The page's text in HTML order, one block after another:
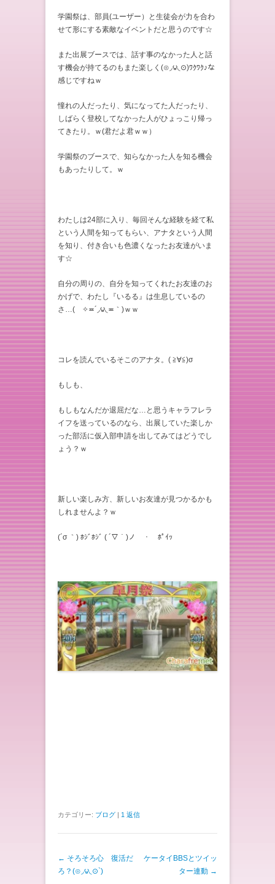
学園祭は、部員(ユーザー）と生徒会が力を合わ
せて形にする素敵なイベントだと思うのです☆
また出展ブースでは、話す事のなかった人と話
す機会が持てるのもまた楽しく(⊙◞౪◟⊙)ﾜｸﾜｸ♪な
感じですねｗ
憧れの人だったり、気になってた人だったり、
しばらく登校してなかった人がひょっこり帰っ
てきたり。ｗ(君だよ君ｗｗ）
学園祭のブースで、知らなかった人を知る機会
もあったりして。ｗ
わたしは24部に入り、毎回そんな経験を経て私
という人間を知ってもらい、アナタという人間
を知り、付き合いも色濃くなったお友達がいま
す☆
自分の周りの、自分を知ってくれたお友達のお
かげで、わたし『いるる』は生息しているの
さ…( ✧≖´◞౪◟≖｀)ｗｗ
コレを読んでいるそこのアナタ。( ≧∀≦)σ
もしも、
もしもなんだか退屈だな…と思うキャラフレラ
イフを送っているのなら、出展していた楽しか
った部活に仮入部申請を出してみてはどうでし
ょう？ｗ
新しい楽しみ方、新しいお友達が見つかるかも
しれませんよ？ｗ
(´σ ｀) ﾎｼﾞﾎｼﾞ ( ´▽｀)ノ ・ ﾎﾟｲｯ
カテゴリー: ブログ 1 返信
投稿ナビゲーション
← そろそろ心 復活だ
ろ？(⊙◞౪◟⊙`)
ケータイBBSとツイッ
ター連動 →